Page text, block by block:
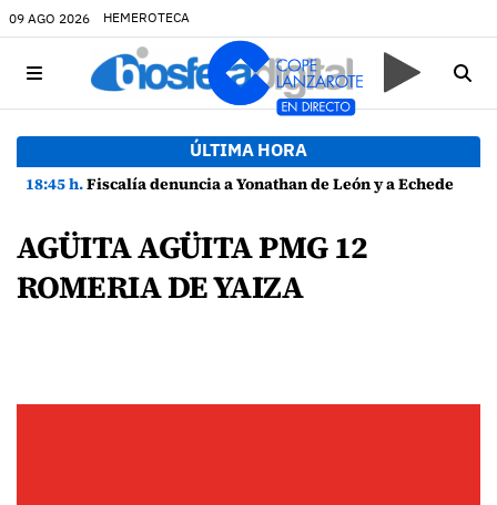
09 AGO 2026 HEMEROTECA
ÚLTIMA HORA
18:45 h.Fiscalía denuncia a Yonathan de León y a Echedey Eugenio por presuntas anomalías en contratos festivos
AGÜITA AGÜITA PMG 12
ROMERIA DE YAIZA